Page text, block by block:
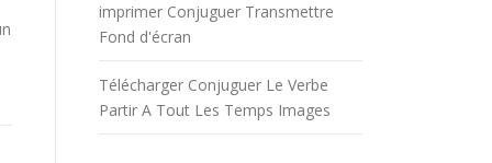
imprimer Conjuguer Transmettre
Fond d'écran
Télécharger Conjuguer Le Verbe
Partir A Tout Les Temps Images